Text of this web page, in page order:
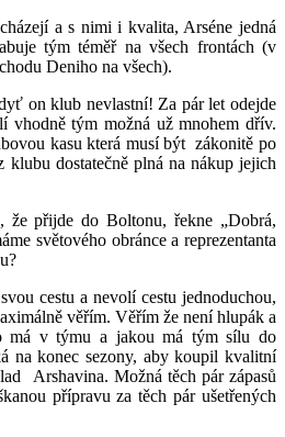
a s nimi i kvalita, Arséne jedná
tým téměř na všech frontách (v
Deniho na všech).
on klub nevlastní! Za pár let odejde
vhodně tým možná už mnohem dřív.
kasu která musí být zákonitě po
klubu dostatečně plná na nákup jejich
že přijde do Boltonu, řekne „Dobrá,
světového obránce a reprezentanta
cestu a nevolí cestu jednoduchou,
věřím. Věřím že není hlupák a
v týmu a jakou má tým sílu do
na konec sezony, aby koupil kvalitní
Arshavina. Možná těch pár zápasů
přípravu za těch pár ušetřených